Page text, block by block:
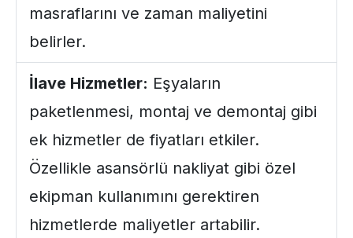
masraflarını ve zaman maliyetini
belirler.
İlave Hizmetler: Eşyaların
paketlenmesi, montaj ve demontaj gibi
ek hizmetler de fiyatları etkiler.
Özellikle asansörlü nakliyat gibi özel
ekipman kullanımını gerektiren
hizmetlerde maliyetler artabilir.